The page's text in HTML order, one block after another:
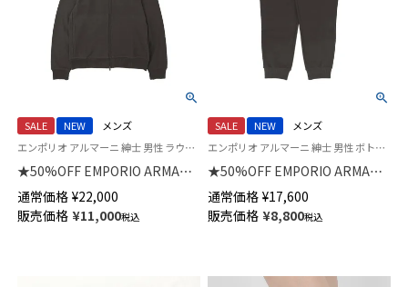
SALE NEW
メンズ
エンポリオ アルマーニ 紳士 男性 ラウンジウェア トップス パーカー
★50%OFF EMPORIO ARMANI
ICONIC PIQUET HOODED FULL
ZIP アイコニック ピケ ジップア
ップ フーディー スウェット EU
通常価格 ¥22,000
販売価格 ¥11,000税込
SALE NEW
メンズ
エンポリオ アルマーニ 紳士 男性 ボトムス ラウンジウェア ズボン
★50%OFF EMPORIO ARMANI
ICONIC PIQUET アイコニック
ピケ スウェット ロングパンツ
EUサイズ メンズ 54059820
通常価格 ¥17,600
販売価格 ¥8,800税込